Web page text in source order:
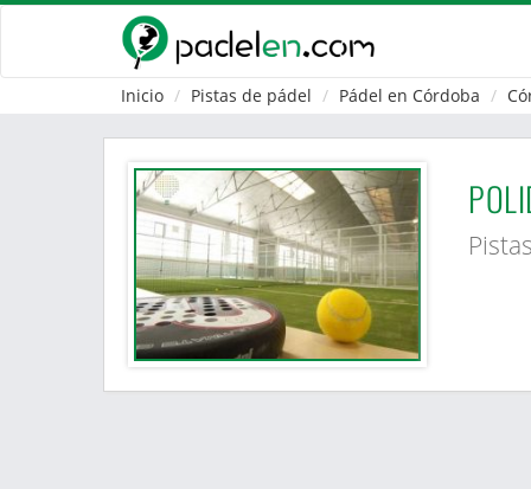
Inicio Pistas de pádel Pádel en Córdoba